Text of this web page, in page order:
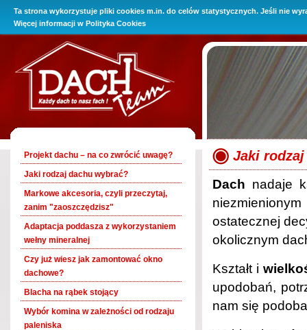
Ta strona wykorzystuje pliki cookies m.in. do celów statystycznych. Jeśli nie
Więcej informacji w Polityka Cookies
O Firmie Promocje Oferta Baza wiedzy Kontakt i
Projekt dachu – na co zwrócić uwagę?
Jaki rodzaj dachu wybrać?
Markowe akcesoria, czyli przeczytaj,
zanim "zaoszczędzisz"
Adaptacja poddasza z wykorzystaniem
wełny mineralnej
Czy już wiesz jak zamontować okno
dachowe?
Blacha na rąbek stojący
Wybór komina w zależności od rodzaju
paleniska
Jaki
Dach nadaje
ostatecznej
okolicznym
Kształt i
upodobań,
nam się